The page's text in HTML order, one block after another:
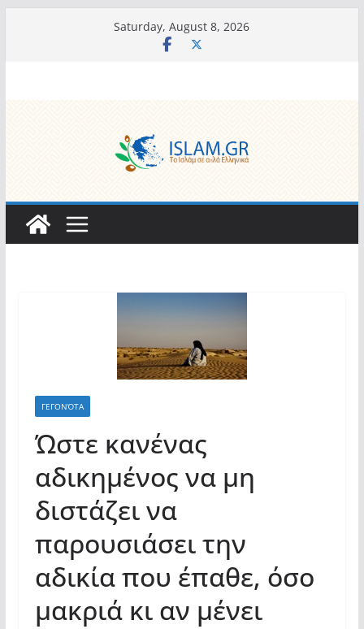
Saturday, August 8, 2026
ΓΕΓΟΝΌΤΑ
Ώστε κανένας
αδικημένος να μη
διστάζει να
παρουσιάσει την
αδικία που έπαθε, όσο
μακριά κι αν μένει